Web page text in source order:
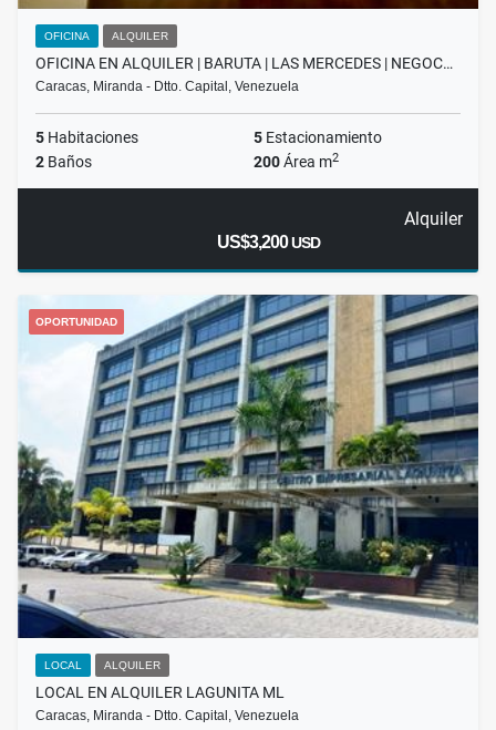
OFICINA ALQUILER
OFICINA EN ALQUILER | BARUTA | LAS MERCEDES | NEGOC…
Caracas, Miranda - Dtto. Capital, Venezuela
5 Habitaciones 5 Estacionamiento
2 Baños 200Área m2
Alquiler
US$3,200USD
OPORTUNIDAD
LOCAL ALQUILER
LOCAL EN ALQUILER LAGUNITA ML
Caracas, Miranda - Dtto. Capital, Venezuela